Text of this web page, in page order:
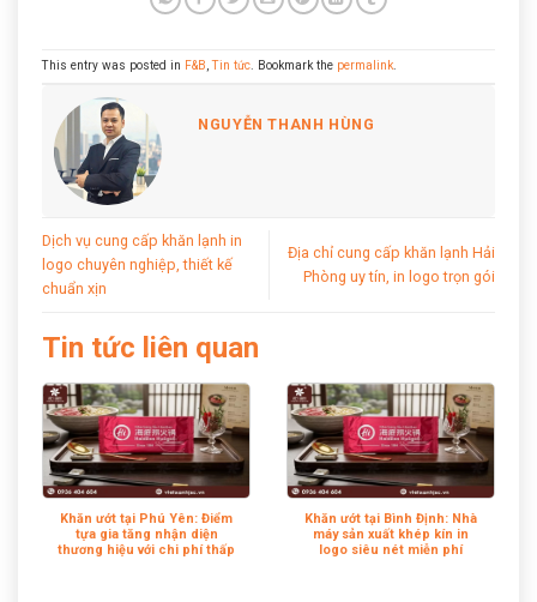
This entry was posted in F&B ,Tin tức . Bookmark the permalink
NGUYỄN THANH HÙNG
Dịch vụ cung cấp khăn lạnh in
logo chuyên nghiệp, thiết kế
chuẩn xịn
Địa chỉ cung cấp khăn lạnh Hải
Phòng uy tín, in logo trọn gói
Tin tức liên quan
Khăn ướt tại Phú Yên: Điểm
tựa gia tăng nhận diện
thương hiệu với chi phí thấp
Khăn ướt tại Bình Định: Nhà
máy sản xuất khép kín in
logo siêu nét miễn phí